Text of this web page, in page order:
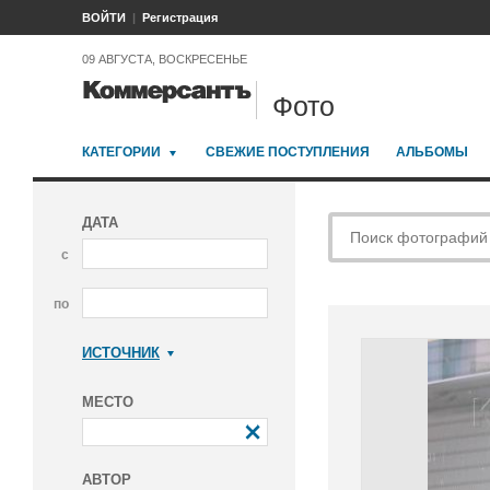
ВОЙТИ Регистрация
09 АВГУСТА, ВОСКРЕСЕНЬЕ
Фото
КАТЕГОРИИ СВЕЖИЕ ПОСТУПЛЕНИЯ АЛЬБОМЫ
ДАТА
с
по
ИСТОЧНИК
МЕСТО
АВТОР